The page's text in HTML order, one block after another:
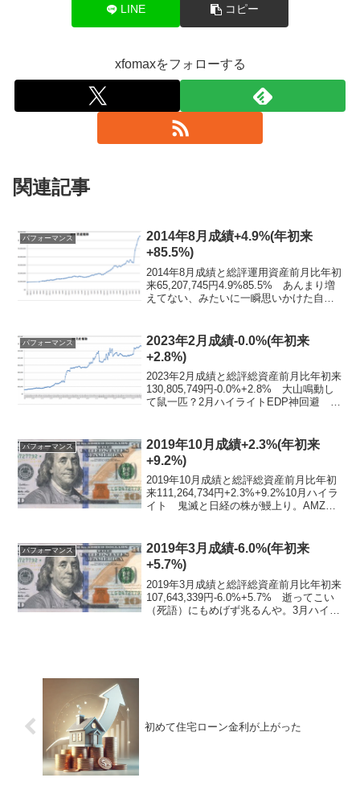
LINE コピー
xfomaxをフォローする
関連記事
パフォーマンス
2014年8月成績+4.9%(年初来
+85.5%)
2014年8月成績と総評運用資産前月比年初
来65,207,745円4.9%85.5% あんまり増
えてない、みたいに一瞬思いかけた自分
算前の暴落でダメージを抑え、...
パフォーマンス
2023年2月成績-0.0%(年初来
+2.8%)
2023年2月成績と総評総資産前月比年初来
130,805,749円-0.0%+2.8% 大山鳴動し
て鼠一匹？2月ハイライトEDP神回避
った時から決算は跨がない方...
パフォーマンス
2019年10月成績+2.3%(年初来
+9.2%)
2019年10月成績と総評総資産前月比年初
来111,264,734円+2.3%+9.2%10月ハイラ
イト 鬼滅と日経の株が鰻上り。AMZN
くそうなりそうな気がして...
パフォーマンス
2019年3月成績-6.0%(年初来
+5.7%)
2019年3月成績と総評総資産前月比年初来
107,643,339円-6.0%+5.7% 逝ってこい
（死語）にもめげず兆るんや。3月ハイラ
初めて住宅ローン金利が上がった